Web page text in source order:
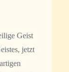
Geist
jetzt